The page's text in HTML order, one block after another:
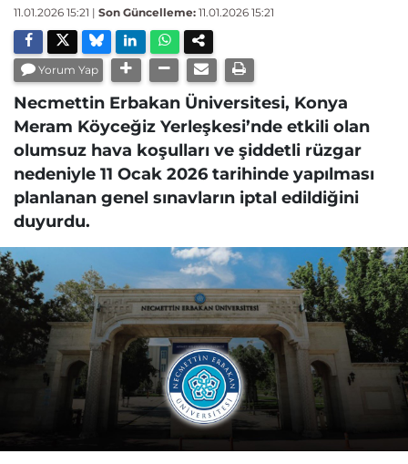
11.01.2026 15:21 | Son Güncelleme: 11.01.2026 15:21
Yorum Yap
Necmettin Erbakan Üniversitesi, Konya
Meram Köyceğiz Yerleşkesi’nde etkili olan
olumsuz hava koşulları ve şiddetli rüzgar
nedeniyle 11 Ocak 2026 tarihinde yapılması
planlanan genel sınavların iptal edildiğini
duyurdu.